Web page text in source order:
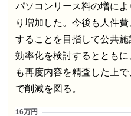
パソコンリース料の増に
り増加した。今後も人件
することを目指して公共
効率化を検討するととも
も再度内容を精査した上
で削減を図る。